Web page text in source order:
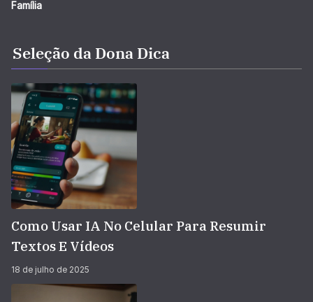
Família
Seleção da Dona Dica
Como Usar IA No Celular Para Resumir
Textos E Vídeos
18 de julho de 2025